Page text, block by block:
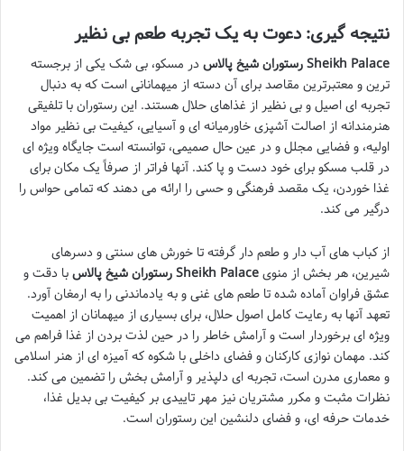
نتیجه گیری: دعوت به یک تجربه طعم بی نظیر
رستوران شیخ پالاس Sheikh Palace
در مسکو، بی شک یکی از برجسته
ترین و معتبرترین مقاصد برای آن دسته از میهمانانی است که به دنبال
تجربه ای اصیل و بی نظیر از غذاهای حلال هستند. این رستوران با تلفیقی
هنرمندانه از اصالت آشپزی خاورمیانه ای و آسیایی، کیفیت بی نظیر مواد
اولیه، و فضایی مجلل و در عین حال صمیمی، توانسته است جایگاه ویژه ای
در قلب مسکو برای خود دست و پا کند. آنها فراتر از صرفاً یک مکان برای
غذا خوردن، یک مقصد فرهنگی و حسی را ارائه می دهند که تمامی حواس را
درگیر می کند.
از کباب های آب دار و طعم دار گرفته تا خورش های سنتی و دسرهای
شیرین، هر بخش از منویرستوران شیخ پالاس Sheikh Palace
با دقت و
عشق فراوان آماده شده تا طعم های غنی و به یادماندنی را به ارمغان آورد.
تعهد آنها به رعایت کامل اصول حلال، برای بسیاری از میهمانان از اهمیت
ویژه ای برخوردار است و آرامش خاطر را در حین لذت بردن از غذا فراهم می
کند. مهمان نوازی کارکنان و فضای داخلی با شکوه که آمیزه ای از هنر اسلامی
و معماری مدرن است، تجربه ای دلپذیر و آرامش بخش را تضمین می کند.
نظرات مثبت و مکرر مشتریان نیز مهر تاییدی بر کیفیت بی بدیل غذا،
خدمات حرفه ای، و فضای دلنشین این رستوران است.